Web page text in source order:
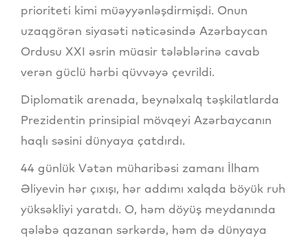
prioriteti kimi müəyyənləşdirmişdi. Onun
uzaqgörən siyasəti nəticəsində Azərbaycan
Ordusu XXI əsrin müasir tələblərinə cavab
verən güclü hərbi qüvvəyə çevrildi.
Diplomatik arenada, beynəlxalq təşkilatlarda
Prezidentin prinsipial mövqeyi Azərbaycanın
haqlı səsini dünyaya çatdırdı.
44 günlük Vətən müharibəsi zamanı İlham
Əliyevin hər çıxışı, hər addımı xalqda böyük ruh
yüksəkliyi yaratdı. O, həm döyüş meydanında
qələbə qazanan sərkərdə, həm də dünyaya